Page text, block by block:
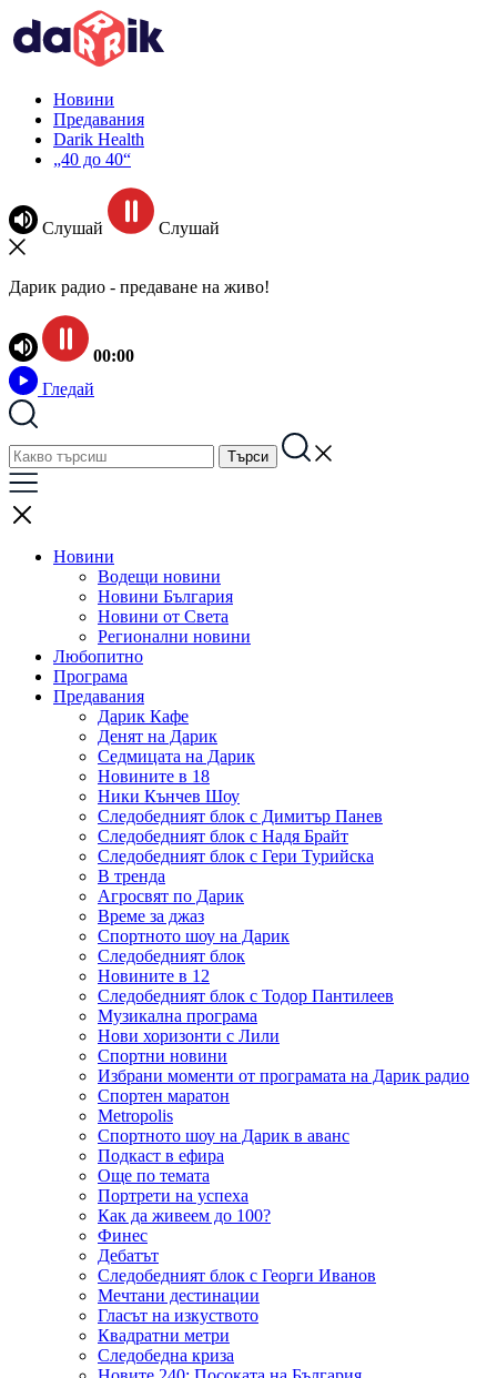
Новини
Предавания
Darik Health
„40 до 40“
Слушай Слушай
Дарик радио - предаване на живо!
00:00
Гледай
Новини
Водещи новини
Новини България
Новини от Света
Регионални новини
Любопитно
Програма
Предавания
Дарик Кафе
Денят на Дарик
Седмицата на Дарик
Новините в 18
Ники Кънчев Шоу
Следобедният блок с Димитър Панев
Следобедният блок с Надя Брайт
Следобедният блок с Гери Турийска
В тренда
Агросвят по Дарик
Време за джаз
Спортното шоу на Дарик
Следобедният блок
Новините в 12
Следобедният блок с Тодор Пантилеев
Музикална програма
Нови хоризонти с Лили
Спортни новини
Избрани моменти от програмата на Дарик радио
Спортен маратон
Metropolis
Спортното шоу на Дарик в аванс
Подкаст в ефира
Още по темата
Портрети на успеха
Как да живеем до 100?
Финес
Дебатът
Следобедният блок с Георги Иванов
Мечтани дестинации
Гласът на изкуството
Квадратни метри
Следобедна криза